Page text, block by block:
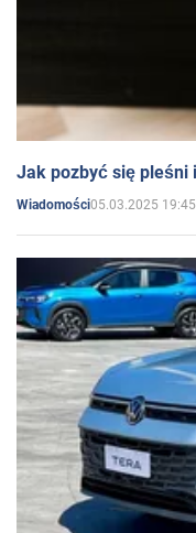
Jak pozbyć się pleśni
Wiadomości05.03.2025 19:45